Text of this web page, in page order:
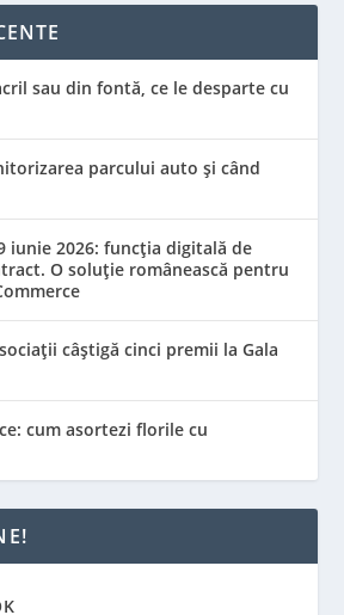
sau din fontă, ce le desparte cu
parcului auto și când
iunie 2026: funcția digitală de
O soluție românească pentru
câștigă cinci premii la Gala
cum asortezi florile cu